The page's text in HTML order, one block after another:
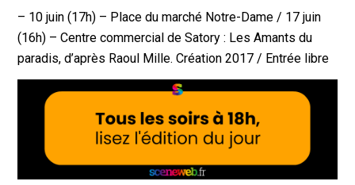
– 10 juin (17h) – Place du marché Notre-Dame / 17 juin
(16h) – Centre commercial de Satory : Les Amants du
paradis, d’après Raoul Mille. Création 2017 / Entrée libre